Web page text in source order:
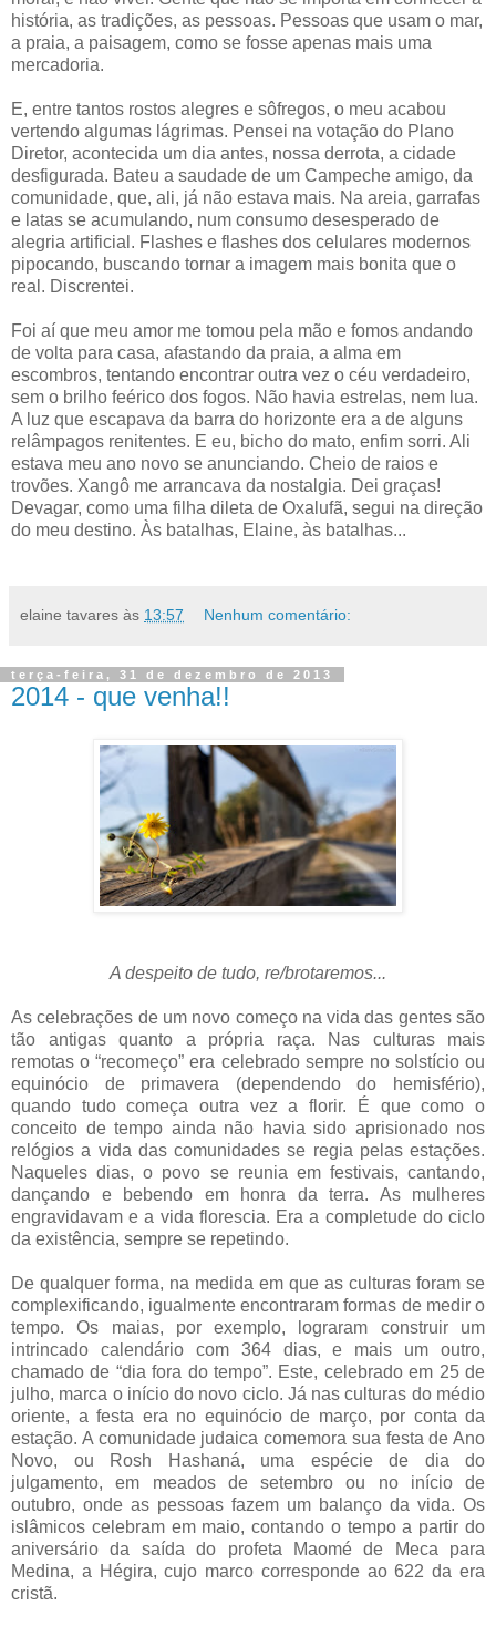
história, as tradições, as pessoas. Pessoas que usam o mar,
a praia, a paisagem, como se fosse apenas mais uma
mercadoria.
E, entre tantos rostos alegres e sôfregos, o meu acabou
vertendo algumas lágrimas. Pensei na votação do Plano
Diretor, acontecida um dia antes, nossa derrota, a cidade
desfigurada. Bateu a saudade de um Campeche amigo, da
comunidade, que, ali, já não estava mais. Na areia, garrafas
e latas se acumulando, num consumo desesperado de
alegria artificial. Flashes e flashes dos celulares modernos
pipocando, buscando tornar a imagem mais bonita que o
real. Discrentei.
Foi aí que meu amor me tomou pela mão e fomos andando
de volta para casa, afastando da praia, a alma em
escombros, tentando encontrar outra vez o céu verdadeiro,
sem o brilho feérico dos fogos. Não havia estrelas, nem lua.
A luz que escapava da barra do horizonte era a de alguns
relâmpagos renitentes. E eu, bicho do mato, enfim sorri. Ali
estava meu ano novo se anunciando. Cheio de raios e
trovões. Xangô me arrancava da nostalgia. Dei graças!
Devagar, como uma filha dileta de Oxalufã, segui na direção
do meu destino. Às batalhas, Elaine, às batalhas...
elaine tavares às 13:57 Nenhum comentário:
terça-feira, 31 de dezembro de 2013
2014 - que venha!!
A despeito de tudo, re/brotaremos...
As celebrações de um novo começo na vida das gentes são
tão antigas quanto a própria raça. Nas culturas mais
remotas o “recomeço” era celebrado sempre no solstício ou
equinócio de primavera (dependendo do hemisfério),
quando tudo começa outra vez a florir. É que como o
conceito de tempo ainda não havia sido aprisionado nos
relógios a vida das comunidades se regia pelas estações.
Naqueles dias, o povo se reunia em festivais, cantando,
dançando e bebendo em honra da terra. As mulheres
engravidavam e a vida florescia. Era a completude do ciclo
da existência, sempre se repetindo.
De qualquer forma, na medida em que as culturas foram se
complexificando, igualmente encontraram formas de medir o
tempo. Os maias, por exemplo, lograram construir um
intrincado calendário com 364 dias, e mais um outro,
chamado de “dia fora do tempo”. Este, celebrado em 25 de
julho, marca o início do novo ciclo. Já nas culturas do médio
oriente, a festa era no equinócio de março, por conta da
estação. A comunidade judaica comemora sua festa de Ano
Novo, ou Rosh Hashaná, uma espécie de dia do
julgamento, em meados de setembro ou no início de
outubro, onde as pessoas fazem um balanço da vida. Os
islâmicos celebram em maio, contando o tempo a partir do
aniversário da saída do profeta Maomé de Meca para
Medina, a Hégira, cujo marco corresponde ao 622 da era
cristã.